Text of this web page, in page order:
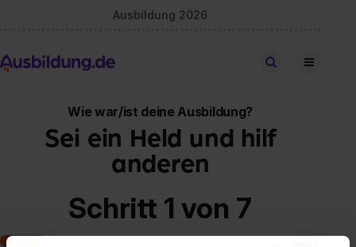
Ausbildung 2026
Stellen finden
Wie war/ist deine Ausbildung?
Sei ein Held und hilf
anderen
Schritt 1 von 7